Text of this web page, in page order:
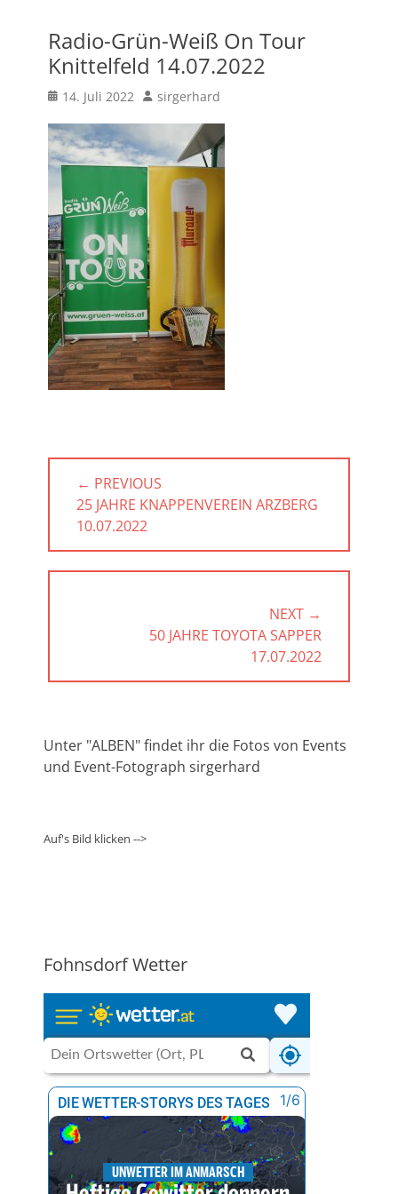
Radio-Grün-Weiß On Tour
Knittelfeld 14.07.2022
Posted
14. Juli 2022 Author
sirgerhard
Beitragsnavigation
← PREVIOUS
PREVIOUS
POST:
25 JAHRE KNAPPENVEREIN ARZBERG
10.07.2022
NEXT →
50 JAHRE TOYOTA SAPPER
17.07.2022
Unter "ALBEN" findet ihr die Fotos von Events
und Event-Fotograph sirgerhard
Auf's Bild klicken -->
Fohnsdorf Wetter